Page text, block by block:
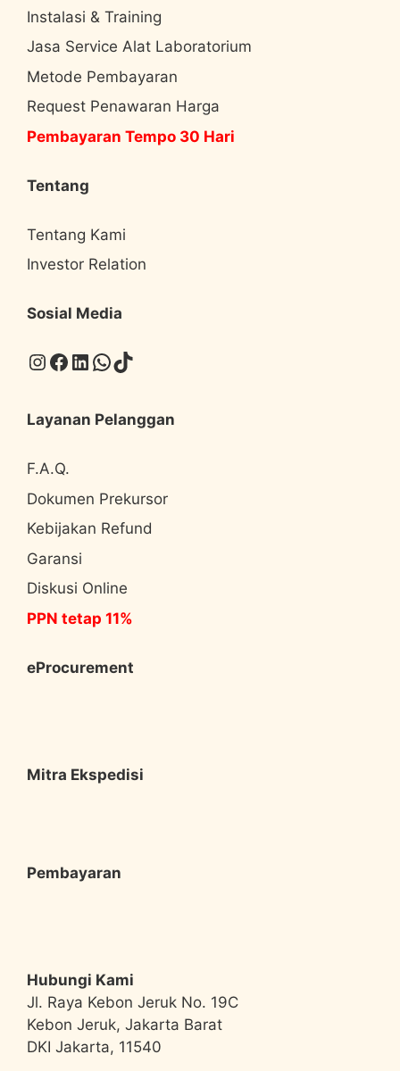
Instalasi & Training
Jasa Service Alat Laboratorium
Metode Pembayaran
Request Penawaran Harga
Pembayaran Tempo 30 Hari
Tentang
Tentang Kami
Investor Relation
Sosial Media
Instagram
Facebook
LinkedIn
WhatsApp
TikTok
Layanan Pelanggan
F.A.Q.
Dokumen Prekursor
Kebijakan Refund
Garansi
Diskusi Online
PPN tetap 11%
eProcurement
Mitra Ekspedisi
Pembayaran
Hubungi Kami
Jl. Raya Kebon Jeruk No. 19C
Kebon Jeruk, Jakarta Barat
DKI Jakarta, 11540